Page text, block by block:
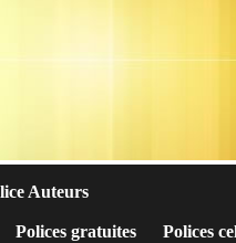
Auteurs
Polices gratuites Polices